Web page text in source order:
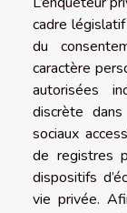
cadre législatif
du
caractère
autorisées
discrète dans
sociaux
de registres
dispositifs
vie privée.